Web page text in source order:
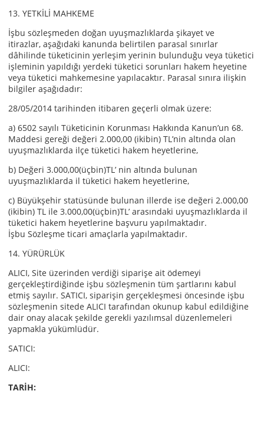
13. YETKİLİ MAHKEME
İşbu sözleşmeden doğan uyuşmazlıklarda şikayet ve
itirazlar, aşağıdaki kanunda belirtilen parasal sınırlar
dâhilinde tüketicinin yerleşim yerinin bulunduğu veya tüketici
işleminin yapıldığı yerdeki tüketici sorunları hakem heyetine
veya tüketici mahkemesine yapılacaktır. Parasal sınıra ilişkin
bilgiler aşağıdadır:
28/05/2014 tarihinden itibaren geçerli olmak üzere:
a) 6502 sayılı Tüketicinin Korunması Hakkında Kanun’un 68.
Maddesi gereği değeri 2.000,00 (ikibin) TL’nin altında olan
uyuşmazlıklarda ilçe tüketici hakem heyetlerine,
b) Değeri 3.000,00(üçbin)TL’ nin altında bulunan
uyuşmazlıklarda il tüketici hakem heyetlerine,
c) Büyükşehir statüsünde bulunan illerde ise değeri 2.000,00
(ikibin) TL ile 3.000,00(üçbin)TL’ arasındaki uyuşmazlıklarda il
tüketici hakem heyetlerine başvuru yapılmaktadır.
İşbu Sözleşme ticari amaçlarla yapılmaktadır.
14. YÜRÜRLÜK
ALICI, Site üzerinden verdiği siparişe ait ödemeyi
gerçekleştirdiğinde işbu sözleşmenin tüm şartlarını kabul
etmiş sayılır. SATICI, siparişin gerçekleşmesi öncesinde işbu
sözleşmenin sitede ALICI tarafından okunup kabul edildiğine
dair onay alacak şekilde gerekli yazılımsal düzenlemeleri
yapmakla yükümlüdür.
SATICI:
ALICI:
TARİH: